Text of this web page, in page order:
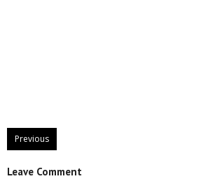
Previous
Leave Comment